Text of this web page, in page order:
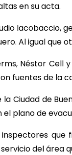
en su acta.
Iacobaccio,
Al igual que
Néstor Cell
fuentes de la
la Ciudad de
plano de
del área